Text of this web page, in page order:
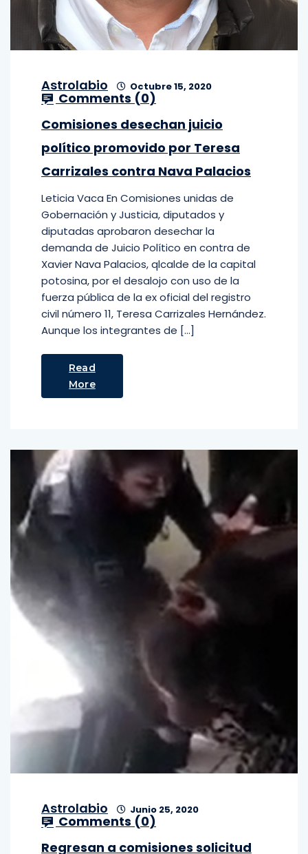
Astrolabio Octubre 15, 2020
Comments (0)
Comisiones desechan juicio
político promovido por Teresa
Carrizales contra Nava Palacios
Leticia Vaca En Comisiones unidas de
Gobernación y Justicia, diputados y
diputadas aprobaron desechar la
demanda de Juicio Político en contra de
Xavier Nava Palacios, qlcalde de la capital
potosina, por el desalojo con uso de la
fuerza pública de la ex oficial del registro
civil número 11, Teresa Carrizales Hernández.
Aunque los integrantes de […]
Read
More
Astrolabio Junio 25, 2020
Comments (0)
Regresan a comisiones solicitud